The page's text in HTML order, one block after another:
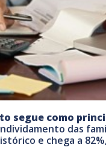
segue como
das
e chega a